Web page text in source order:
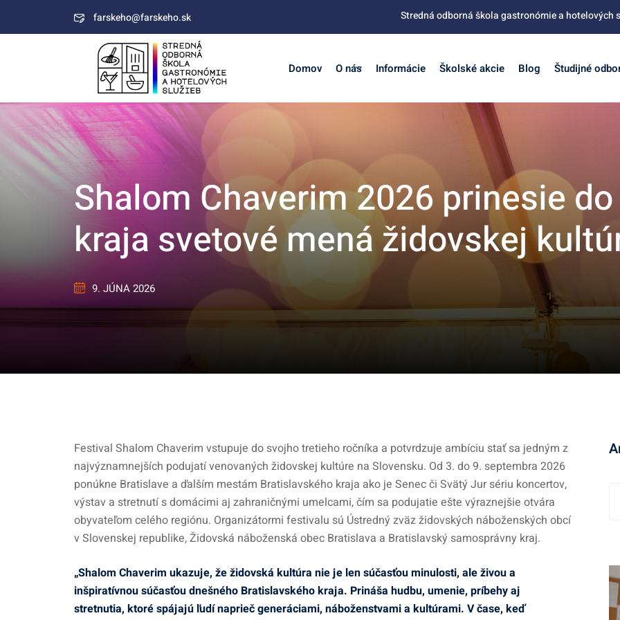
farskeho@farskeho.sk Stredná odborná škola gastronómie a hotelových
Domov O nás Informácie Školské akcie Blog Študijné
Shalom Chaverim 2026 prinesie
kraja svetové mená židovskej
9. JÚNA 2026
Festival Shalom Chaverim vstupuje do svojho tretieho ročníka a potvrdzuje ambíciu stať sa jedným z
najvýznamnejších podujatí venovaných židovskej kultúre na Slovensku. Od 3. do 9. septembra 2026
ponúkne Bratislave a ďalším mestám Bratislavského kraja ako je Senec či Svätý Jur sériu koncertov,
výstav a stretnutí s domácimi aj zahraničnými umelcami, čím sa podujatie ešte výraznejšie otvára
obyvateľom celého regiónu. Organizátormi festivalu sú Ústredný zväz židovských náboženských obcí
v Slovenskej republike, Židovská náboženská obec Bratislava a Bratislavský samosprávny kraj.
„Shalom Chaverim ukazuje, že židovská kultúra nie je len súčasťou minulosti, ale živou a
inšpiratívnou súčasťou dnešného Bratislavského kraja. Prináša hudbu, umenie, príbehy aj
stretnutia, ktoré spájajú ľudí naprieč generáciami, náboženstvami a kultúrami. V čase, keď
í
v